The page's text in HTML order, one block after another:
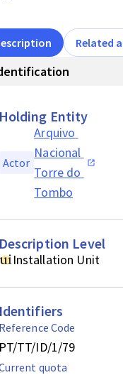
Related
Holding Entity
Actor
Arquivo
Nacional
Torre do
Tombo
Description Level
Installation Unit
Identifiers
Reference Code
PT/TT/ID/1/79
quota